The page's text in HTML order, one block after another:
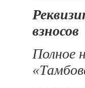
взносов
Полное